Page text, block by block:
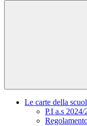
Le carte della
P.I a.s 2024/